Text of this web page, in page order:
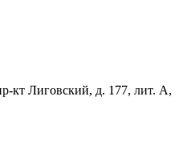
кт Лиговский, д. 177, лит. А,